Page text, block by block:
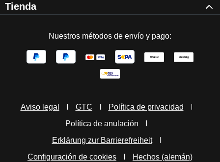
Tienda
Nuestros métodos de envío y pago:
Aviso legal GTC
Política de privacidad
Política de anulación
Erklärung zur Barrierefreiheit
Configuración de cookies
Hechos (alemán)